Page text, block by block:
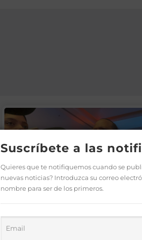
Morrison insta a
Suscríbete a las
Quieres que te notifiquemos cuando se
nuevas noticias? Introduzca su correo
nombre para ser de los primeros.